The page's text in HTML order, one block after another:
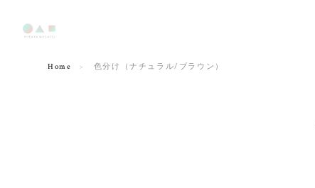
Home 色分け（ナチュラル/ブラウン）